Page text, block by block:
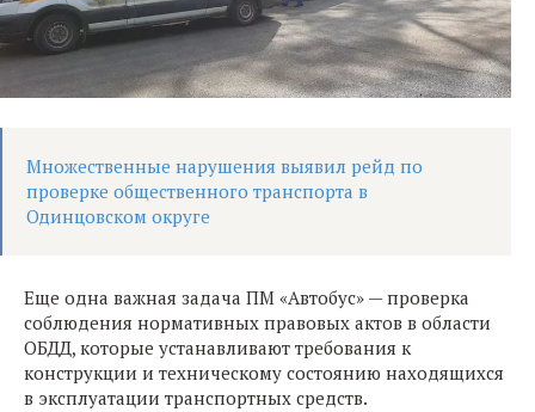
Множественные нарушения выявил рейд по
проверке общественного транспорта в
Одинцовском округе
Еще одна важная задача ПМ «Автобус» — проверка
соблюдения нормативных правовых актов в области
ОБДД, которые устанавливают требования к
конструкции и техническому состоянию находящихся
в эксплуатации транспортных средств.